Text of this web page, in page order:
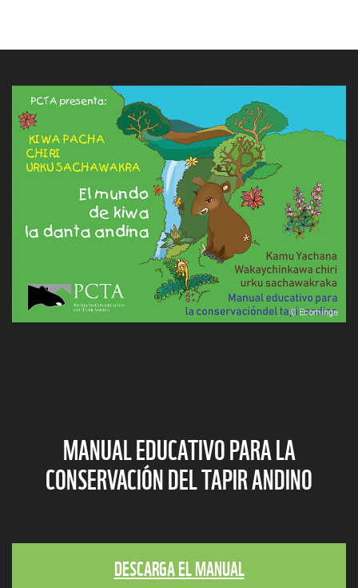
© Ecominga
MANUAL EDUCATIVO PARA LA
CONSERVACIÓN DEL TAPIR ANDINO
DESCARGA EL MANUAL